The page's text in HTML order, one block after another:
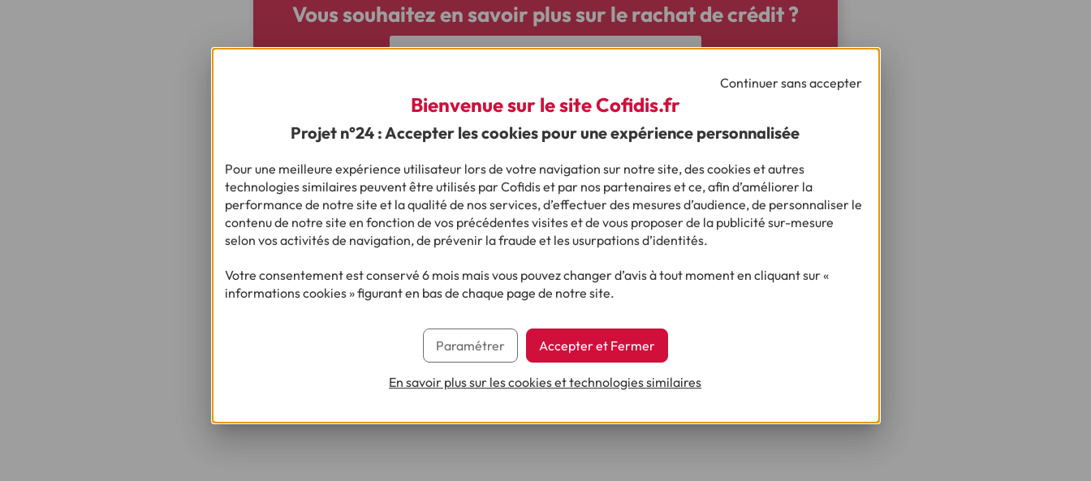
Vous souhaitez en savoir plus sur le rachat de crédit ?
Ça pourrait vous intéresser
Besoin d'en savoir plus sur le crédit ?
Continuer sans accepter
Bienvenue sur le site Cofidis.fr
Projet n°24 : Accepter les cookies pour une expérience personnalisée
Pour une meilleure expérience utilisateur lors de votre navigation sur notre site, des cookies et autres
technologies similaires peuvent être utilisés par Cofidis et par nos partenaires et ce, afin d’améliorer la
performance de notre site et la qualité de nos services, d’effectuer des mesures d’audience, de personnaliser le
contenu de notre site en fonction de vos précédentes visites et de vous proposer de la publicité sur-mesure
selon vos activités de navigation, de prévenir la fraude et les usurpations d’identités.
Votre consentement est conservé 6 mois mais vous pouvez changer d’avis à tout moment en cliquant sur «
informations cookies » figurant en bas de chaque page de notre site.
Accepter et Fermer
Paramétrer
En savoir plus sur les cookies et technologies similaires